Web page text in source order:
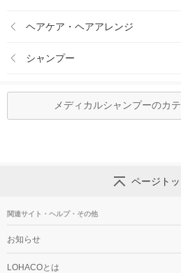
ヘアケア・ヘアアレンジ
シャンプー
メディカルシャンプーのカ
ページト
関連サイト・ヘルプ・その他
お知らせ
LOHACOとは